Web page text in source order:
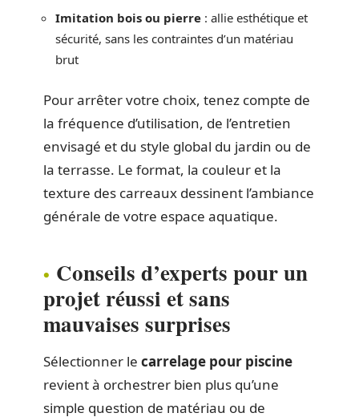
Imitation bois ou pierre : allie esthétique et
sécurité, sans les contraintes d’un matériau
brut
Pour arrêter votre choix, tenez compte de
la fréquence d’utilisation, de l’entretien
envisagé et du style global du jardin ou de
la terrasse. Le format, la couleur et la
texture des carreaux dessinent l’ambiance
générale de votre espace aquatique.
Conseils d’experts pour un
projet réussi et sans
mauvaises surprises
Sélectionner le carrelage pour piscine
revient à orchestrer bien plus qu’une
simple question de matériau ou de